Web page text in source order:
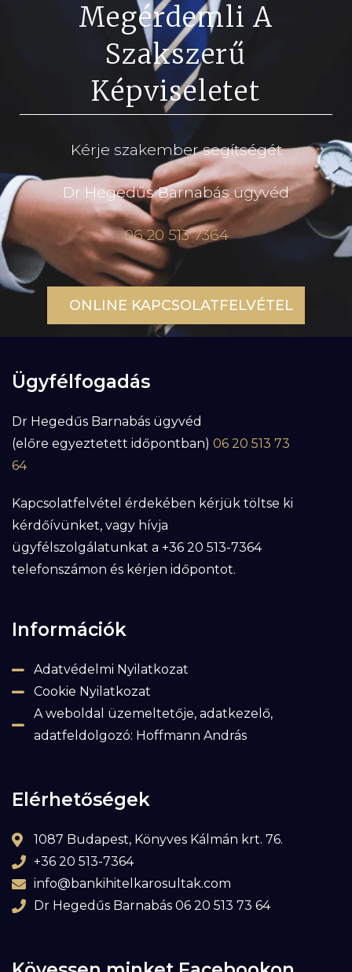
Megérdemli A
Szakszerű
Képviseletet
Kérje szakember segítségét
Dr Hegedűs Barnabás ügyvéd
06 20 513 7364
ONLINE KAPCSOLATFELVÉTEL
Ügyfélfogadás
Dr Hegedűs Barnabás ügyvéd
(előre egyeztetett időpontban) 06 20 513 73
64
Kapcsolatfelvétel érdekében kérjük töltse ki
kérdőívünket, vagy hívja
ügyfélszolgálatunkat a +36 20 513-7364
telefonszámon és kérjen időpontot.
Információk
Adatvédelmi Nyilatkozat
Cookie Nyilatkozat
A weboldal üzemeltetője, adatkezelő,
adatfeldolgozó: Hoffmann András
Elérhetőségek
1087 Budapest, Könyves Kálmán krt. 76.
+36 20 513-7364
info@bankihitelkarosultak.com
Dr Hegedűs Barnabás 06 20 513 73 64